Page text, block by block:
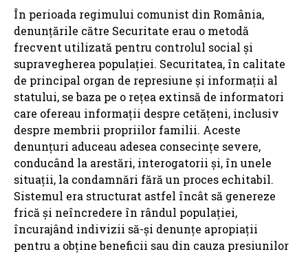
În perioada regimului comunist din România,
denunțările către Securitate erau o metodă
frecvent utilizată pentru controlul social și
supravegherea populației. Securitatea, în calitate
de principal organ de represiune și informații al
statului, se baza pe o rețea extinsă de informatori
care ofereau informații despre cetățeni, inclusiv
despre membrii propriilor familii. Aceste
denunțuri aduceau adesea consecințe severe,
conducând la arestări, interogatorii și, în unele
situații, la condamnări fără un proces echitabil.
Sistemul era structurat astfel încât să genereze
frică și neîncredere în rândul populației,
încurajând indivizii să-și denunțe apropiații
pentru a obține beneficii sau din cauza presiunilor